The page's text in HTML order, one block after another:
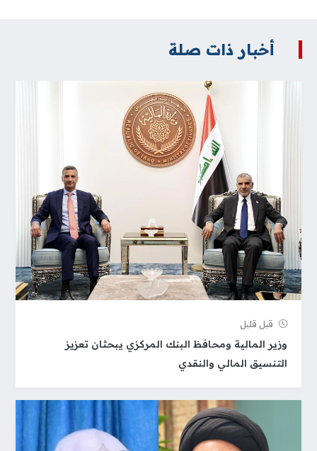
أخبار ذات صلة
قبل قلیل
وزير المالية ومحافظ البنك المركزي يبحثان تعزيز
التنسيق المالي والنقدي